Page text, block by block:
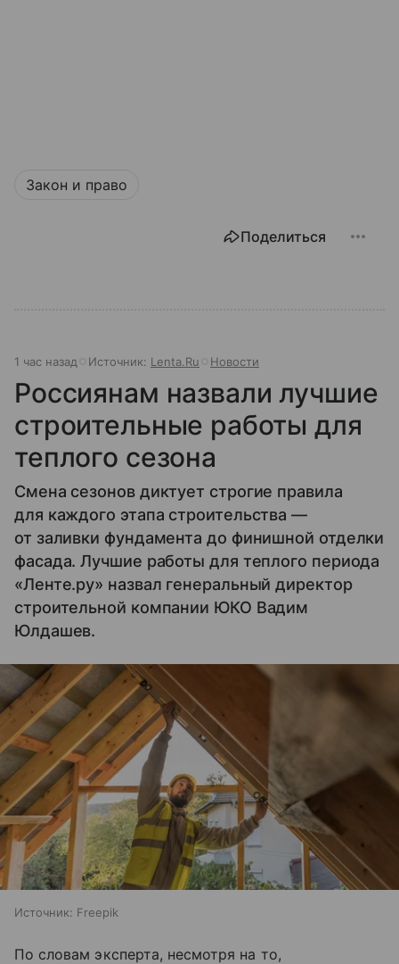
Закон и право
Поделиться
1 час назад Источник: Lenta.Ru Новости
Россиянам назвали лучшие
строительные работы для
теплого сезона
Смена сезонов диктует строгие правила
для каждого этапа строительства —
от заливки фундамента до финишной отделки
фасада. Лучшие работы для теплого периода
«Ленте.ру» назвал генеральный директор
строительной компании ЮКО Вадим
Юлдашев.
Источник: Freepik
По словам эксперта, несмотря на то,